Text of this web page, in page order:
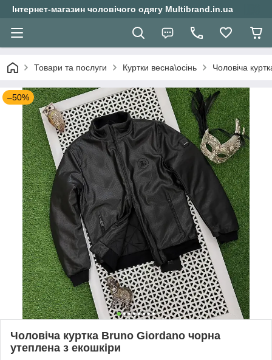
Інтернет-магазин чоловічого одягу Multibrand.in.ua
Товари та послуги Куртки весна\осінь Чоловіча
–50%
Чоловіча куртка Bruno Giordano чорна
утеплена з екошкіри